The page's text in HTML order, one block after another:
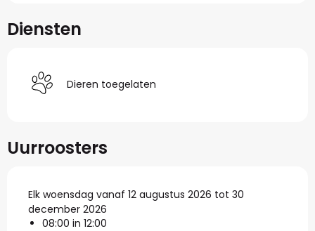
Diensten
Dieren toegelaten
Uurroosters
Elk woensdag vanaf 12 augustus 2026 tot 30
december 2026
08:00 in 12:00